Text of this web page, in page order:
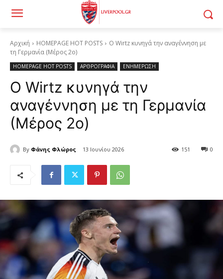
Αρχική HOMEPAGE HOT POSTS
Ο Wirtz κυνηγά την αναγέννηση με
τη Γερμανία (Μέρος 2ο)
HOMEPAGE HOT POSTS ΑΡΘΡΟΓΡΑΦΙΑ ΕΝΗΜΕΡΩΣΗ
Ο Wirtz κυνηγά την
αναγέννηση με τη Γερμανία
(Μέρος 2ο)
By Φάνης Φλώρος 13 Ιουνίου 2026 0
151